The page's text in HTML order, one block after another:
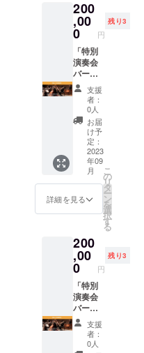
いただ
けま
す。】
第6回京
都定期
演奏会
日時：
2023年
8月27日
(日)
14:00開
演 会
場：京
都コン
サート
ホール
大ホー
ル 指
揮：ダ
ストッ
ク ※
スーツ
等のド
レス
コード
がござ
いま
す。 ※
記録映
200
,00
0 円
残り3
「特別
演奏会
バーン
ズ・チ
クルス
Vol.1」
舞台上
特別鑑
賞券
【以下
の公演
で、ス
テージ
上に設
ける特
演奏会
をご鑑
賞いた
だけま
す。】
特別演
奏会
バーン
ズ・チ
クルス
支援
者：
0人
お届
け予
定：
2023
年09
月
詳細を見る
こ
の
リ
タ
ー
ン
を
選
択
す
る
200
,00
0 円
残り3
「特別
演奏会
バーン
ズ・チ
クルス
Vol.1」
支援
者：
0人